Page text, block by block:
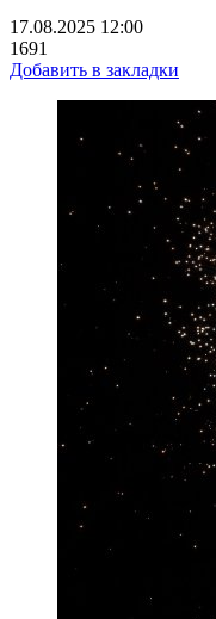
17.08.2025 12:00
1691
Добавить в закладки